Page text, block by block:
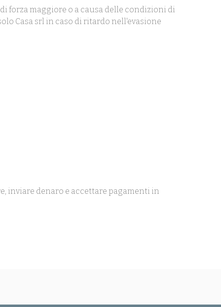
forza maggiore o a causa delle condizioni di
Casa srl in caso di ritardo nell'evasione
inviare denaro e accettare pagamenti in